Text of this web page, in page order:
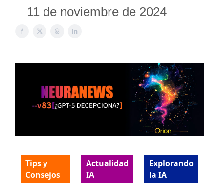
11 de noviembre de 2024
Tips y
Consejos
Actualidad
IA
Explorando
la IA